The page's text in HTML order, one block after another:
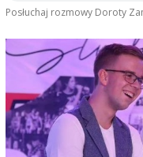
Posłuchaj rozmowy Doroty